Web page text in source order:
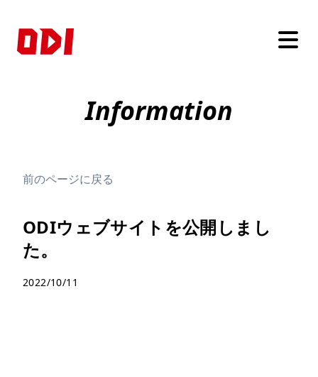
Information
前のページに戻る
ODIウェブサイトを公開しまし
た。
2022/10/11